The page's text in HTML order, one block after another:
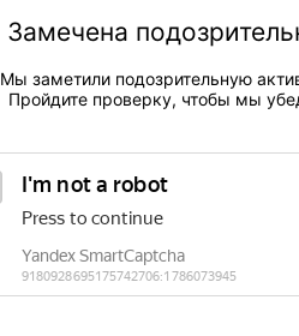
Замечена
Мы заметили подозрительную
Пройдите проверку, чтобы мы